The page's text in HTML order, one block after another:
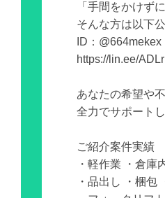
「手間をかけず
そんな方は以下
ID：@664mekex
https://lin.ee/
あなたの希望や
全力でサポートし
ご紹介案件実績
・軽作業 ・倉庫
・品出し ・梱包